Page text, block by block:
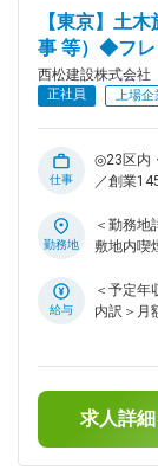
がござい
守につい
建設の工
https://
エリア
力点：
えていき
い、一歩
いきたいと思
可能です
に柔軟な
【東京】土
事 等）◆フレ
西松建設株式会社
正社員 上場企
仕事
◎23区内
／創業
地域やコ
多様な人
欠です。
な幅広い
ていただ
勤務地
＜勤務地
敷地内喫
給与
＜予定年
内訳＞月
／35歳
を選択の
あくま
求人詳